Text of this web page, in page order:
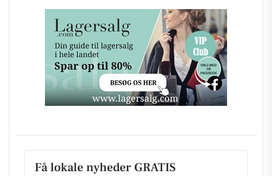
Få lokale nyheder GRATIS